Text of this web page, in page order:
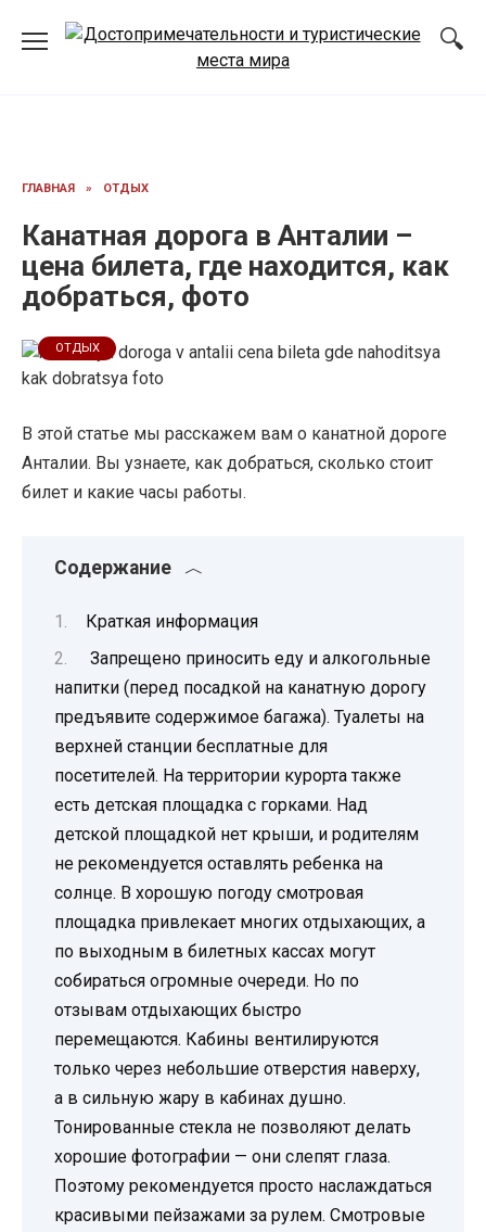
ГЛАВНАЯ » ОТДЫХ
Канатная дорога в Анталии –
цена билета, где находится, как
добраться, фото
ОТДЫХ
В этой статье мы расскажем вам о канатной дороге
Анталии. Вы узнаете, как добраться, сколько стоит
билет и какие часы работы.
Содержание
Краткая информация
Запрещено приносить еду и алкогольные
напитки (перед посадкой на канатную дорогу
предъявите содержимое багажа). Туалеты на
верхней станции бесплатные для
посетителей. На территории курорта также
есть детская площадка с горками. Над
детской площадкой нет крыши, и родителям
не рекомендуется оставлять ребенка на
солнце. В хорошую погоду смотровая
площадка привлекает многих отдыхающих, а
по выходным в билетных кассах могут
собираться огромные очереди. Но по
отзывам отдыхающих быстро
перемещаются. Кабины вентилируются
только через небольшие отверстия наверху,
а в сильную жару в кабинах душно.
Тонированные стекла не позволяют делать
хорошие фотографии — они слепят глаза.
Поэтому рекомендуется просто наслаждаться
красивыми пейзажами за рулем. Смотровые